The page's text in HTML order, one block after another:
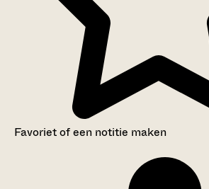
Favoriet of een notitie maken